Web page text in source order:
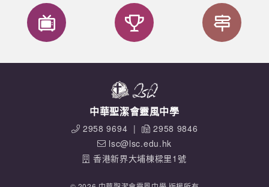
中華聖潔會靈風中學
2958 9694 |
2958 9846
lsc@lsc.edu.hk
香港新界大埔棟樑里1號